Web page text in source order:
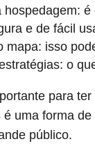
hospedagem:
e de fácil
mapa: isso
o
para
é uma forma
público.